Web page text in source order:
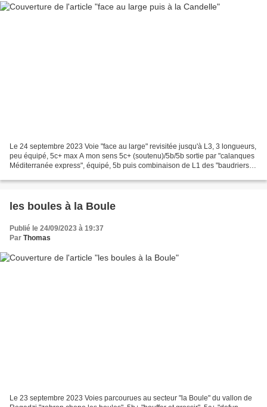
Le 24 septembre 2023 Voie "face au large" revisitée jusqu'à L3, 3 longueurs,
peu équipé, 5c+ max A mon sens 5c+ (soutenu)/5b/5b sortie par "calanques
Méditerranée express", équipé, 5b puis combinaison de L1 des "baudriers"
les boules à la Boule
Publié le 24/09/2023 à 19:37
Par Thomas
Le 23 septembre 2023 Voies parcourues au secteur "la Boule" du vallon de